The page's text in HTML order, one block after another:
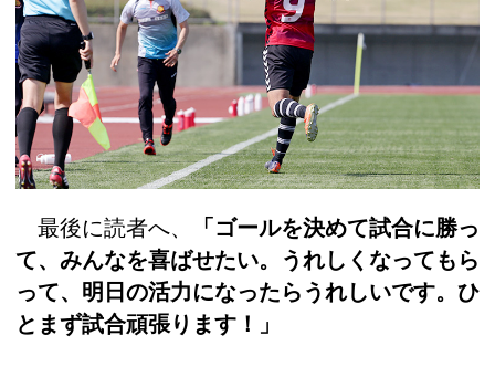
最後に読者へ、
「ゴールを決めて試合に勝っ
て、みんなを喜ばせたい。うれしくなってもら
って、明日の活力になったらうれしいです。ひ
とまず試合頑張ります！」